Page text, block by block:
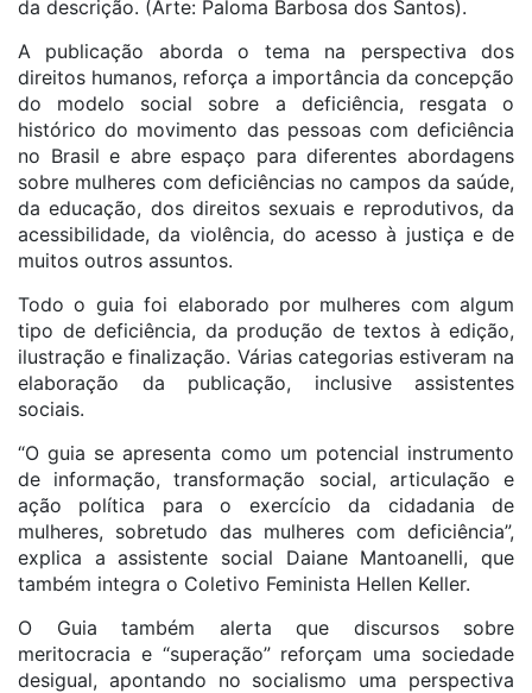
da descrição. (Arte: Paloma Barbosa dos Santos).
A publicação aborda o tema na perspectiva dos
direitos humanos, reforça a importância da concepção
do modelo social sobre a deficiência, resgata o
histórico do movimento das pessoas com deficiência
no Brasil e abre espaço para diferentes abordagens
sobre mulheres com deficiências no campos da saúde,
da educação, dos direitos sexuais e reprodutivos, da
acessibilidade, da violência, do acesso à justiça e de
muitos outros assuntos.
Todo o guia foi elaborado por mulheres com algum
tipo de deficiência, da produção de textos à edição,
ilustração e finalização. Várias categorias estiveram na
elaboração da publicação, inclusive assistentes
sociais.
“O guia se apresenta como um potencial instrumento
de informação, transformação social, articulação e
ação política para o exercício da cidadania de
mulheres, sobretudo das mulheres com deficiência”,
explica a assistente social Daiane Mantoanelli, que
também integra o Coletivo Feminista Hellen Keller.
O Guia também alerta que discursos sobre
meritocracia e “superação” reforçam uma sociedade
desigual, apontando no socialismo uma perspectiva